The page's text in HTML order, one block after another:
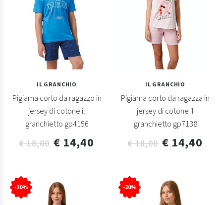
IL GRANCHIO
Pigiama corto da ragazzo in
jersey di cotone il
granchietto gp4156
€ 18,00 € 14,40
IL GRANCHIO
Pigiama corto da ragazza in
jersey di cotone il
granchietto gp7138
€ 18,00 € 14,40
-20% -20%